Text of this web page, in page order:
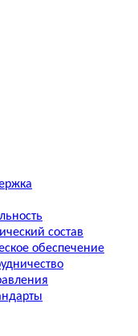
состав
обеспечение